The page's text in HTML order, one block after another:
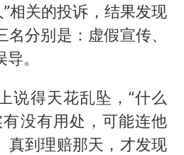
相关的投诉，结果发现
分别是：虚假宣传、
。
说得天花乱坠，“什么
没有用处，可能连他
真到理赔那天，才发现